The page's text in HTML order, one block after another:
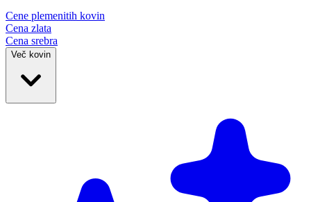
Cene plemenitih kovin
Cena zlata
Cena srebra
Več kovin